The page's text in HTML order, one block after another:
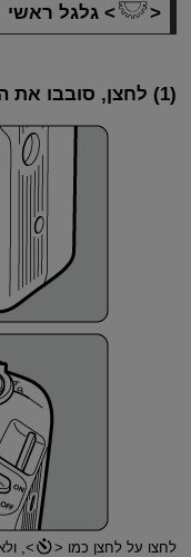
גלגל ראשי
(1) לחצן, סובבו את הגלגל הלאחר לחיצה על
לחצו על לחצן כמו ,